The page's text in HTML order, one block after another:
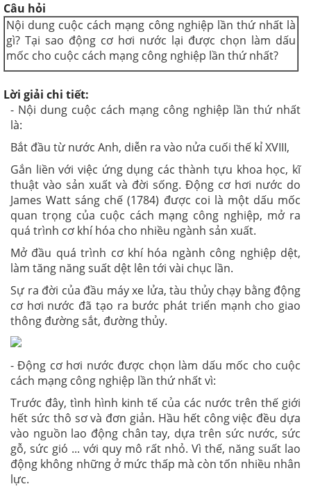
Câu hỏi
Nội dung cuộc cách mạng công nghiệp lần thứ nhất là
gì? Tại sao động cơ hơi nước lại được chọn làm dấu
mốc cho cuộc cách mạng công nghiệp lần thứ nhất?
Lời giải chi tiết:
- Nội dung cuộc cách mạng công nghiệp lần thứ nhất
là:
Bắt đầu từ nước Anh, diễn ra vào nửa cuối thế kỉ XVIII,
Gắn liền với việc ứng dụng các thành tựu khoa học, kĩ
thuật vào sản xuất và đời sống. Động cơ hơi nước do
James Watt sáng chế (1784) được coi là một dấu mốc
quan trọng của cuộc cách mạng công nghiệp, mở ra
quá trình cơ khí hóa cho nhiều ngành sản xuất.
Mở đầu quá trình cơ khí hóa ngành công nghiệp dệt,
làm tăng năng suất dệt lên tới vài chục lần.
Sự ra đời của đầu máy xe lửa, tàu thủy chạy bằng động
cơ hơi nước đã tạo ra bước phát triển mạnh cho giao
thông đường sắt, đường thủy.
- Động cơ hơi nước được chọn làm dấu mốc cho cuộc
cách mạng công nghiệp lần thứ nhất vì:
Trước đây, tình hình kinh tế của các nước trên thế giới
hết sức thô sơ và đơn giản. Hầu hết công việc đều dựa
vào nguồn lao động chân tay, dựa trên sức nước, sức
gỗ, sức gió ... với quy mô rất nhỏ. Vì thế, năng suất lao
động không những ở mức thấp mà còn tốn nhiều nhân
lực.